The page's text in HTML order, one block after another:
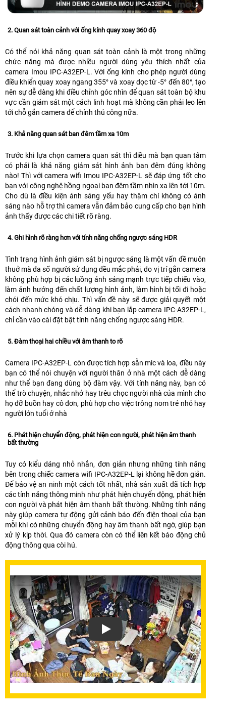
2. Quan sát toàn cảnh với ống kính quay xoay 360 độ
Có thể nói khả năng quan sát toàn cảnh là một trong những
chức năng mà được nhiều người dùng yêu thích nhất của
camera Imou IPC-A32EP-L. Với ống kính cho phép người dùng
điều khiển quay xoay ngang 355° và xoay dọc từ -5° đến 80°, tạo
nên sự dễ dàng khi điều chỉnh góc nhìn để quan sát toàn bộ khu
vực cần giám sát một cách linh hoạt mà không cần phải leo lên
tới chỗ gắn camera để chỉnh thủ công nữa.
3. Khả năng quan sát ban đêm tầm xa 10m
Trước khi lựa chọn camera quan sát thì điều mà bạn quan tâm
có phải là khả năng giám sát hình ảnh ban đêm đúng không
nào! Thì với camera wifi Imou IPC-A32EP-L sẽ đáp ứng tốt cho
bạn với công nghệ hồng ngoại ban đêm tầm nhìn xa lên tới 10m.
Cho dù là điều kiện ánh sáng yếu hay thậm chí không có ánh
sáng nào hỗ trợ thì camera vẫn đảm bảo cung cấp cho bạn hình
ảnh thấy được các chi tiết rõ ràng.
4. Ghi hình rõ ràng hơn với tính năng chống ngược sáng HDR
Tình trạng hình ảnh giám sát bị ngược sáng là một vấn đề muôn
thuở mà đa số người sử dụng đều mắc phải, do vị trí gắn camera
không phù hợp bị các luồng ánh sáng mạnh trực tiếp chiếu vào,
làm ảnh hưởng đến chất lượng hình ảnh, làm hình bị tối đi hoặc
chói đến mức khó chịu. Thì vấn đề này sẽ được giải quyết một
cách nhanh chóng và dễ dàng khi bạn lắp camera IPC-A32EP-L,
chỉ cần vào cài đặt bật tính năng chống ngược sáng HDR.
5. Đàm thoại hai chiều với âm thanh to rõ
Camera IPC-A32EP-L còn được tích hợp sẵn mic và loa, điều này
bạn có thể nói chuyện với người thân ở nhà một cách dễ dàng
như thể bạn đang dùng bộ đàm vậy. Với tính năng này, bạn có
thể trò chuyện, nhắc nhở hay trêu chọc người nhà của mình cho
họ đỡ buồn hay cô đơn, phù hợp cho việc trông nom trẻ nhỏ hay
người lớn tuổi ở nhà
6. Phát hiện chuyển động, phát hiện con người, phát hiện âm thanh
bất thường
Tuy có kiểu dáng nhỏ nhắn, đơn giản nhưng những tính năng
bên trong chiếc camera wifi IPC-A32EP-L lại không hề đơn giản.
Để bảo vệ an ninh một cách tốt nhất, nhà sản xuất đã tích hợp
các tính năng thông minh như phát hiện chuyển động, phát hiện
con người và phát hiện âm thanh bất thường. Những tính năng
này giúp camera tự động gửi cảnh báo đến điện thoại của bạn
mỗi khi có những chuyển động hay âm thanh bất ngờ, giúp bạn
xử lý kịp thời. Qua đó camera còn có thể liên kết báo động chủ
động thông qua còi hú.